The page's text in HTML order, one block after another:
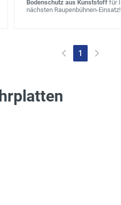
Bodenschutz aus Kunststofffür
nächsten Raupenbühnen-Einsatz!
1